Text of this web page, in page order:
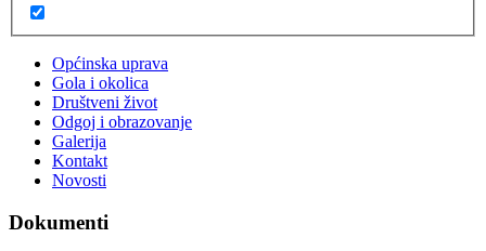
Općinska uprava
Gola i okolica
Društveni život
Odgoj i obrazovanje
Galerija
Kontakt
Novosti
Dokumenti